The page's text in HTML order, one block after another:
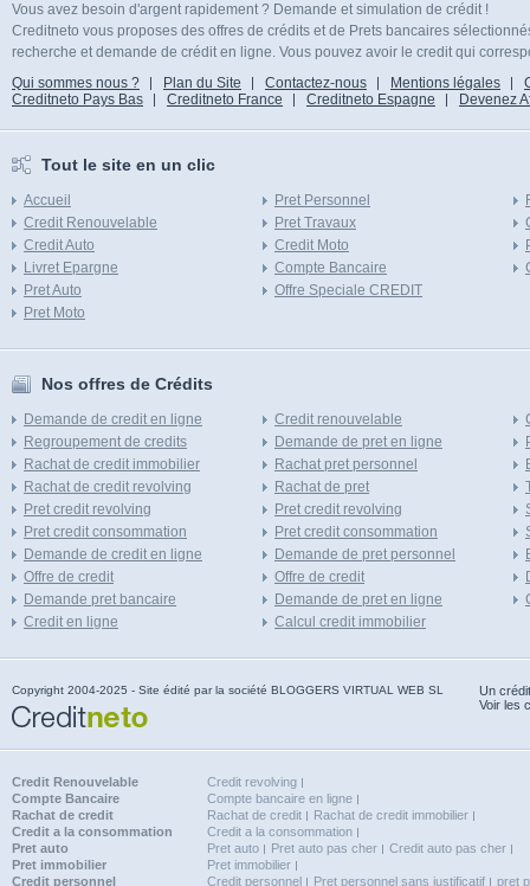
Vous avez besoin d'argent rapidement ? Demande et simulation de crédit !
Creditneto vous proposes des offres de crédits et de Prets bancaires
recherche et demande de crédit en ligne. Vous pouvez avoir le credit qui
Qui sommes nous ?
Plan du Site Contactez-nous Mentions légales
Creditneto Pays Bas
Creditneto France Creditneto Espagne Devenez
Tout le site en un clic
Accueil
Credit Renouvelable
Credit Auto
Livret Epargne
Pret Auto
Pret Moto
Pret Personnel
Pret Travaux
Credit Moto
Compte Bancaire
Offre Speciale CREDIT
Nos offres de Crédits
Demande de credit en ligne
Regroupement de credits
Rachat de credit immobilier
Rachat de credit revolving
Pret credit revolving
Pret credit consommation
Demande de credit en ligne
Offre de credit
Demande pret bancaire
Credit en ligne
Credit renouvelable
Demande de pret en ligne
Rachat pret personnel
Rachat de pret
Pret credit revolving
Pret credit consommation
Demande de pret personnel
Offre de credit
Demande de pret en ligne
Calcul credit immobilier
Copyright 2004-2025 - Site édité par la société BLOGGERS VIRTUAL WEB SL
Un
Voir les
Credit Renouvelable
Credit revolving
Compte Bancaire
Compte bancaire en ligne
Rachat de credit
Rachat de credit
Rachat de credit immobilier
Credit a la consommation
Credit a la consommation
Pret auto
Pret auto Pret auto pas cher
Credit auto pas cher
Pret immobilier
Pret immobilier
Credit personnel
Credit personnel Pret personnel sans justificatif pret